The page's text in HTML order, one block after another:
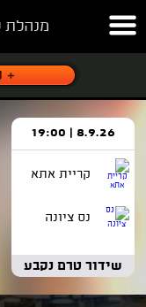
מנהלת
8.9.26 | 19:00
קריית אתא
נס ציונה
שידור טרם נקבע